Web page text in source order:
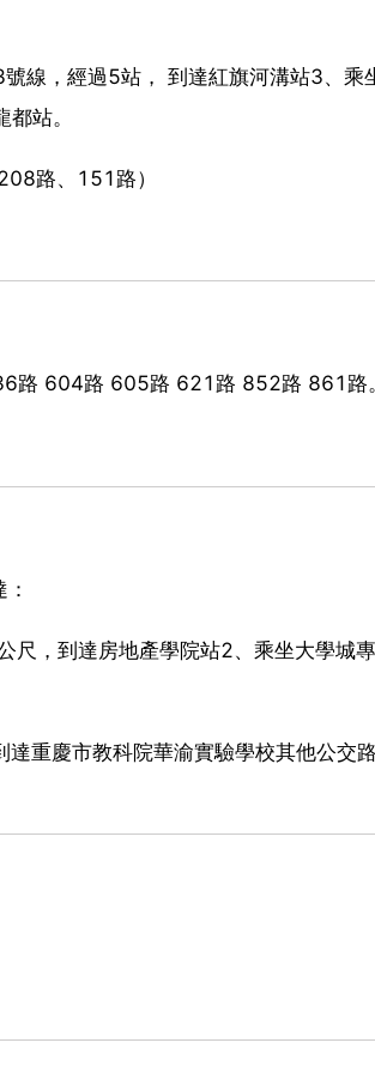
線，經過5站， 到達紅旗河溝站3、乘
站。
路、151路）
路 604路 605路 621路 852路 861路。
，到達房地產學院站2、乘坐大學城專
重慶市教科院華渝實驗學校其他公交